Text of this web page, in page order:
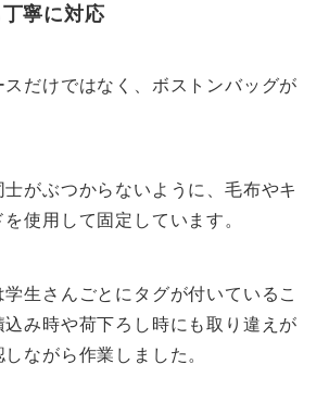
寧に対応
だけではなく、ボストンバッグが
がぶつからないように、毛布やキ
使用して固定しています。
生さんごとにタグが付いているこ
込み時や荷下ろし時にも取り違えが
ながら作業しました。